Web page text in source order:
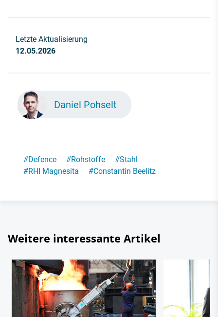
Letzte Aktualisierung
12.05.2026
Daniel Pohselt
#Defence #Rohstoffe #Stahl
#RHI Magnesita #Constantin Beelitz
Weitere interessante Artikel